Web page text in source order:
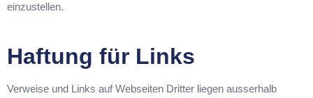
einzustellen.
Haftung für Links
Verweise und Links auf Webseiten Dritter liegen ausserhalb